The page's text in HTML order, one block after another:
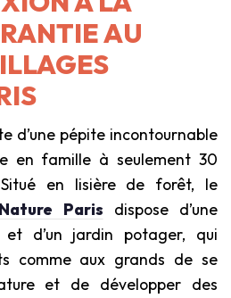
AU
d’une pépite incontournable
en famille à seulement 30
en lisière de forêt, le
Paris dispose d’une
d’un jardin potager, qui
comme aux grands de se
et de développer des